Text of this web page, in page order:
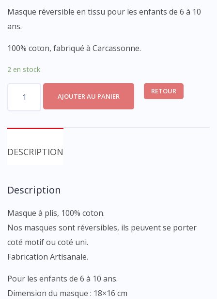
Masque réversible en tissu pour les enfants de 6 à 10
ans.
100% coton, fabriqué à Carcassonne.
2 en stock
enfant
AJOUTER AU PANIER
RETOUR
DESCRIPTION
Description
Masque à plis, 100% coton.
Nos masques sont réversibles, ils peuvent se porter
coté motif ou coté uni.
Fabrication Artisanale.
Pour les enfants de 6 à 10 ans.
Dimension du masque : 18×16 cm